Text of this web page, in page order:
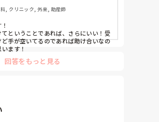
, クリニック, 外来, 助産師
ということであれば、さらにいい！受
手が空いてるのであれば助け合いなの
ます！
回答をもっと見る